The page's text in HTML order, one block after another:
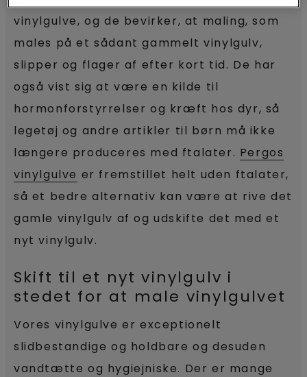
vinylgulve, og de bevirker, at maling, som
males på et sådant gammelt vinylgulv,
slipper og flager af efter kort tid. De har
også vist sig at være en kilde til
hormonforstyrrelser og kræft hos dyr, så
legetøj og andre artikler til børn må ikke
længere produceres med ftalater. Pergos
vinylgulve er fremstillet helt uden ftalater,
så et bedre alternativ kan være at rive det
gamle vinylgulv af og udskifte det med et
nyt vinylgulv.
Skift til et nyt vinylgulv i
stedet for at male vinylgulvet
Vores vinylgulve er exceptionelt
slidbestandige og holdbare og desuden
vandtætte og hygiejniske. Der er mange